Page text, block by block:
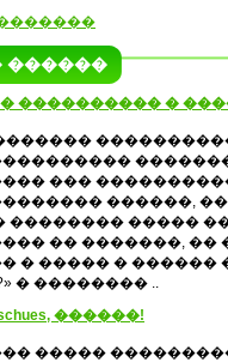
������
���������� �
���
������,
�������� �����
�� �������, ��
� ����� � ������
� �������� ..
������!
�����